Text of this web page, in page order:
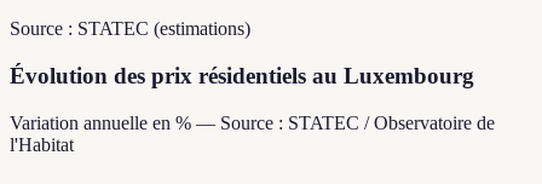
Source : STATEC (estimations)
Évolution des prix résidentiels au Luxembourg
Variation annuelle en % — Source : STATEC / Observatoire de
l'Habitat